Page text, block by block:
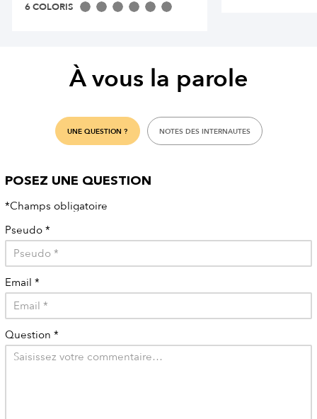
6 COLORIS
À vous la parole
UNE QUESTION ? NOTES DES INTERNAUTES
POSEZ UNE QUESTION
*Champs obligatoire
Pseudo *
Email *
Question *